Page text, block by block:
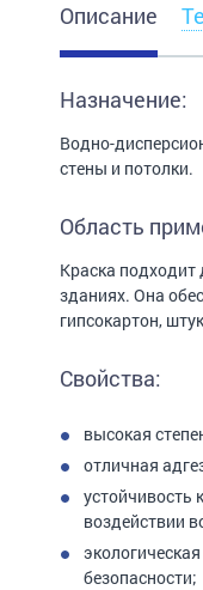
Описание
Назначение:
Водно-
стены и потолки.
Область
Краска
зданиях. Она
гипсокартон,
Свойства:
высокая
отличная
устойчивость
воздействии
безопасности;